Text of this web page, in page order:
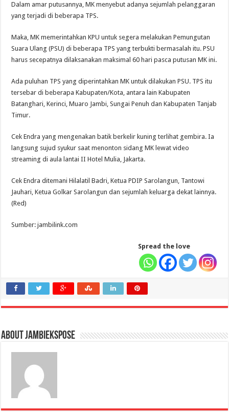
Dalam amar putusannya, MK menyebut adanya sejumlah pelanggaran
yang terjadi di beberapa TPS.
Maka, MK memerintahkan KPU untuk segera melakukan Pemungutan
Suara Ulang (PSU) di beberapa TPS yang terbukti bermasalah itu. PSU
harus secepatnya dilaksanakan maksimal 60 hari pasca putusan MK ini.
Ada puluhan TPS yang diperintahkan MK untuk dilakukan PSU. TPS itu
tersebar di beberapa Kabupaten/Kota, antara lain Kabupaten
Batanghari, Kerinci, Muaro Jambi, Sungai Penuh dan Kabupaten Tanjab
Timur.
Cek Endra yang mengenakan batik berkelir kuning terlihat gembira. Ia
langsung sujud syukur saat menonton sidang MK lewat video
streaming di aula lantai II Hotel Mulia, Jakarta.
Cek Endra ditemani Hilalatil Badri, Ketua PDIP Sarolangun, Tantowi
Jauhari, Ketua Golkar Sarolangun dan sejumlah keluarga dekat lainnya.
(Red)
Sumber: jambilink.com
Spread the love
About jambiekspose